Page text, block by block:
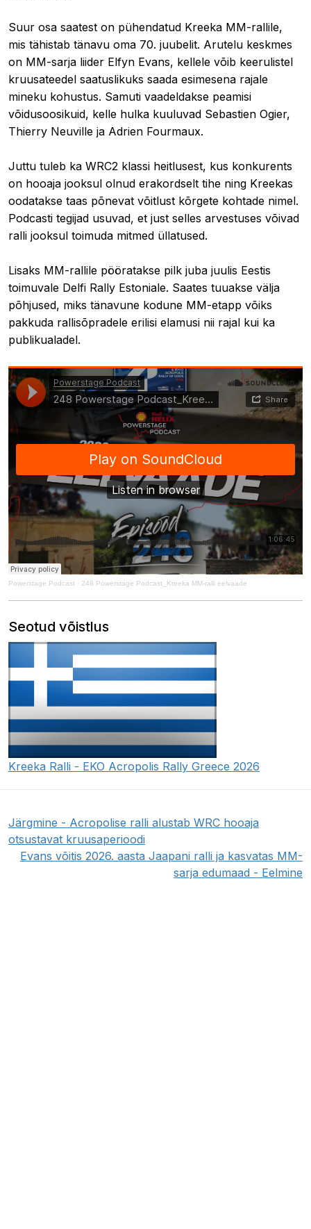
Suur osa saatest on pühendatud Kreeka MM-rallile,
mis tähistab tänavu oma 70. juubelit. Arutelu keskmes
on MM-sarja liider Elfyn Evans, kellele võib keerulistel
kruusateedel saatuslikuks saada esimesena rajale
mineku kohustus. Samuti vaadeldakse peamisi
võidusoosikuid, kelle hulka kuuluvad Sebastien Ogier,
Thierry Neuville ja Adrien Fourmaux.
Juttu tuleb ka WRC2 klassi heitlusest, kus konkurents
on hooaja jooksul olnud erakordselt tihe ning Kreekas
oodatakse taas põnevat võitlust kõrgete kohtade nimel.
Podcasti tegijad usuvad, et just selles arvestuses võivad
ralli jooksul toimuda mitmed üllatused.
Lisaks MM-rallile pööratakse pilk juba juulis Eestis
toimuvale Delfi Rally Estoniale. Saates tuuakse välja
põhjused, miks tänavune kodune MM-etapp võiks
pakkuda rallisõpradele erilisi elamusi nii rajal kui ka
publikualadel.
Powerstage Podcast · 248 Powerstage Podcast_Kreeka MM-ralli eelvaade
Seotud võistlus
Kreeka Ralli - EKO Acropolis Rally Greece 2026
Järgmine - Acropolise ralli alustab WRC hooaja
otsustavat kruusaperioodi
Evans võitis 2026. aasta Jaapani ralli ja kasvatas MM-
sarja edumaad - Eelmine